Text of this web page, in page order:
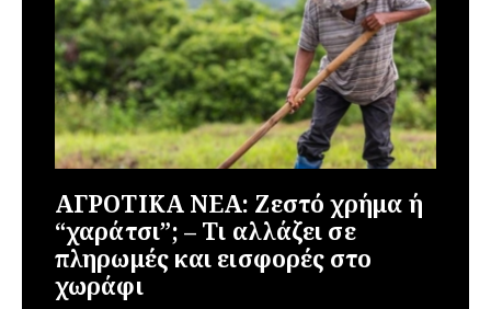
ΑΓΡΟΤΙΚΑ ΝΕΑ: Ζεστό χρήμα ή
“χαράτσι”; – Τι αλλάζει σε
πληρωμές και εισφορές στο
χωράφι